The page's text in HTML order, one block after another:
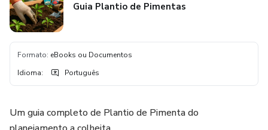
Guia Plantio de Pimentas
Formato: eBooks ou Documentos
Idioma: Português
Um guia completo de Plantio de Pimenta do